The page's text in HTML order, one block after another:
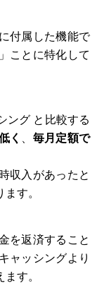
付属した機能で
ことに特化して
ング と比較する
く
毎月定額で
収入があったと
す。
を返済すること
ャッシングより
す。